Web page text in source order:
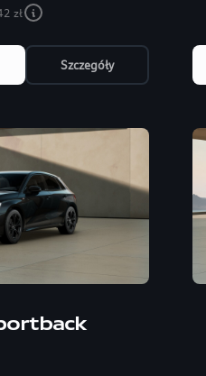
zł
Szczegóły